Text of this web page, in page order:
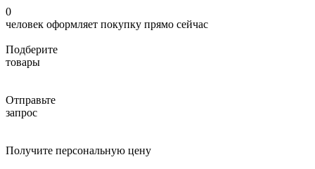
0
человек оформляет покупку прямо сейчас
Подберите
товары
Отправьте
запрос
Получите персональную цену